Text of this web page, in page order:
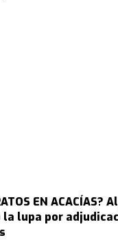
EN ACACÍAS?
lupa por